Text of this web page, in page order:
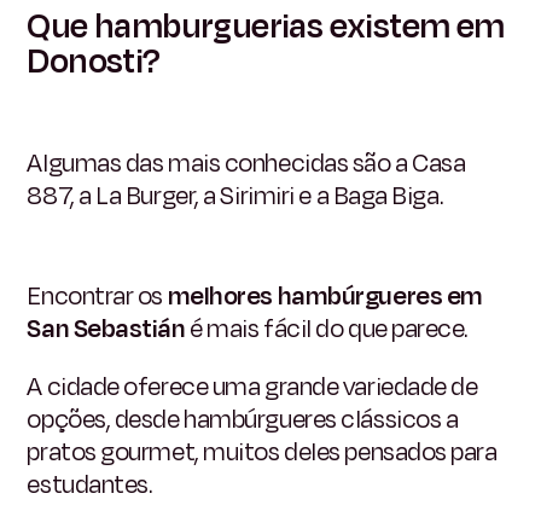
Que hamburguerias existem em
Donosti?
Algumas das mais conhecidas são a Casa
887, a La Burger, a Sirimiri e a Baga Biga.
Encontrar os melhores hambúrgueres em
San Sebastiáné mais fácil do que parece.
A cidade oferece uma grande variedade de
opções, desde hambúrgueres clássicos a
pratos gourmet, muitos deles pensados para
estudantes.